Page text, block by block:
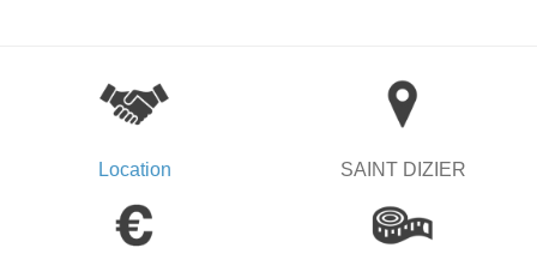
Location SAINT DIZIER